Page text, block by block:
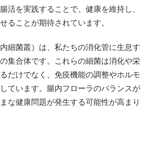
活を実践することで、健康を維持し、
ることが期待されています。
細菌叢）は、私たちの消化管に生息す
集合体です。これらの細菌は消化や栄
だけでなく、免疫機能の調整やホルモ
ています。腸内フローラのバランスが
な健康問題が発生する可能性が高まり